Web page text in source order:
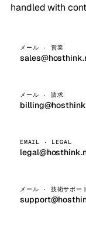
handled with
メール · 営業
メール · 請求
EMAIL · LEGAL
メール · 技術サポー